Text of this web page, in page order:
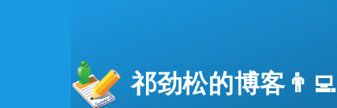
祁劲松的博客👨‍💻